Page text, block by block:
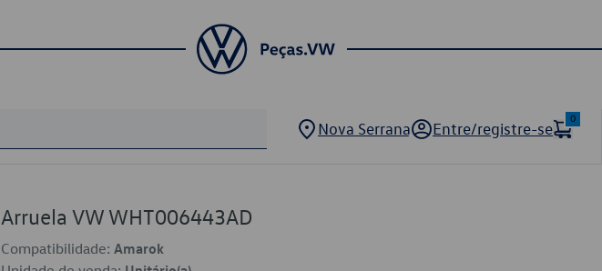
Nova Serrana Entre/registre-se
0
Arruela VW WHT006443AD
Compatibilidade: Amarok